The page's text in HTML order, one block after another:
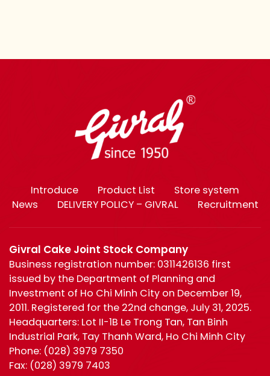
Introduce Product List
Store system
News
DELIVERY POLICY – GIVRAL Recruitment
Givral Cake Joint Stock Company
Business registration number: 0311426136 first
issued by the Department of Planning and
Investment of Ho Chi Minh City on December 19,
2011. Registered for the 22nd change, July 31, 2025.
Headquarters: Lot II-1B Le Trong Tan, Tan Binh
Industrial Park, Tay Thanh Ward, Ho Chi Minh City
Phone: (028) 3979 7350
Fax: (028) 3979 7403